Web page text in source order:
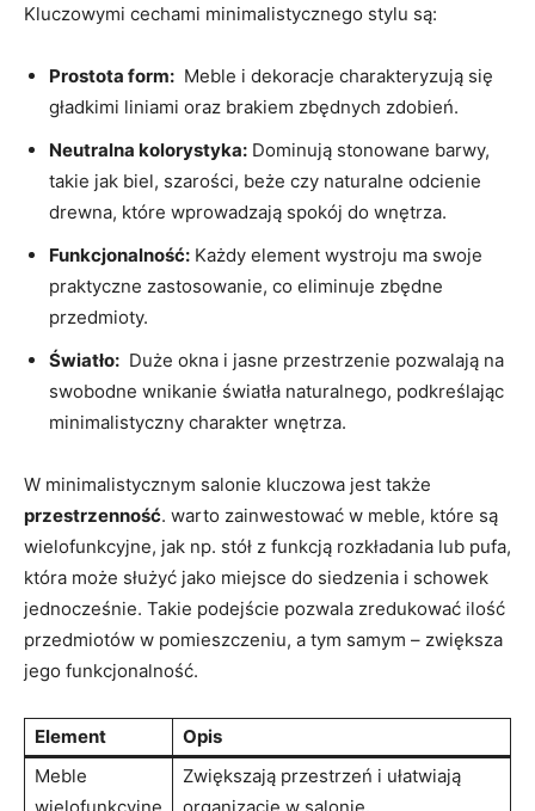
Kluczowymi cechami⁣ minimalistycznego stylu⁢ są:
Prostota form: ‌ Meble i dekoracje charakteryzują‌ się
gładkimi liniami ⁣oraz ⁢brakiem zbędnych zdobień.
Neutralna​ kolorystyka: Dominują stonowane barwy,
takie jak biel, ‌szarości, beże czy⁣ naturalne odcienie
drewna, które wprowadzają⁢ spokój⁣ do wnętrza.
Funkcjonalność: Każdy element wystroju ⁣ma⁤ swoje​
praktyczne zastosowanie, ⁤co eliminuje zbędne
przedmioty.
Światło: ‌ Duże okna i jasne przestrzenie pozwalają na
swobodne wnikanie światła naturalnego, podkreślając
minimalistyczny charakter wnętrza.
W minimalistycznym salonie ⁤kluczowa jest także ⁣
przestrzenność. warto zainwestować w meble, które są
wielofunkcyjne, jak np. stół z‌ funkcją rozkładania lub pufa,
która⁣ może służyć ​jako miejsce do ‍siedzenia ⁣i schowek
‍jednocześnie. Takie podejście pozwala zredukować ilość
przedmiotów w pomieszczeniu, a‍ tym samym – zwiększa
jego‌ funkcjonalność.
Element
Opis
Meble⁢
Zwiększają przestrzeń i‍ ułatwiają⁢